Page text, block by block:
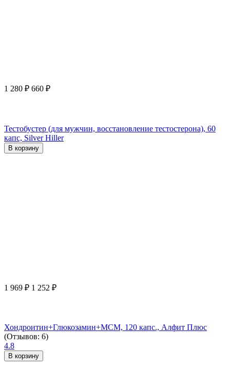
1 280 ₽ 660 ₽
Тестобустер (для мужчин, восстановление тестостерона), 60
капс, Silver Hiller
В корзину
1 969 ₽ 1 252 ₽
Хондроитин+Глюкозамин+МСМ, 120 капс., Алфит Плюс
(Отзывов: 6)
4.8
В корзину